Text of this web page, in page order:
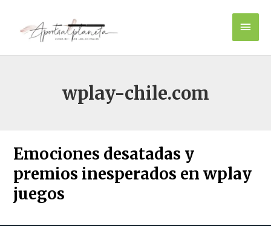
contenido
wplay-chile.com
Emociones desatadas y
premios inesperados en wplay
juegos